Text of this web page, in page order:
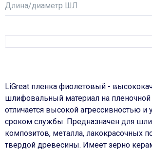
Длина/диаметр ШЛ
LiGreat пленка фиолетовый -
шлифовальный материал на пленочной
отличается высокой агрессивностью
сроком службы. Предназначен для
композитов, металла, лакокрасочных
твердой древесины. Имеет зерно